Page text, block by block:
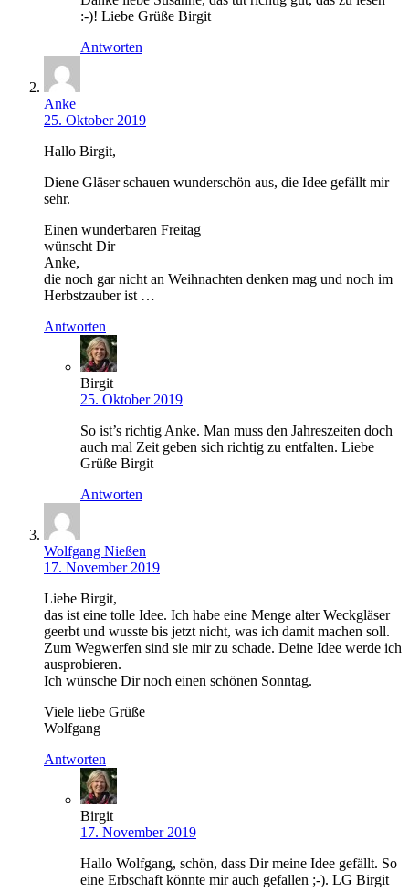
:-)! Liebe Grüße Birgit
Antworten
Anke
25. Oktober 2019
Hallo Birgit,
Diene Gläser schauen wunderschön aus, die Idee gefällt mir
sehr.
Einen wunderbaren Freitag
wünscht Dir
Anke,
die noch gar nicht an Weihnachten denken mag und noch im
Herbstzauber ist …
Antworten
Birgit
25. Oktober 2019
So ist’s richtig Anke. Man muss den Jahreszeiten doch
auch mal Zeit geben sich richtig zu entfalten. Liebe
Grüße Birgit
Antworten
Wolfgang Nießen
17. November 2019
Liebe Birgit,
das ist eine tolle Idee. Ich habe eine Menge alter Weckgläser
geerbt und wusste bis jetzt nicht, was ich damit machen soll.
Zum Wegwerfen sind sie mir zu schade. Deine Idee werde ich
ausprobieren.
Ich wünsche Dir noch einen schönen Sonntag.
Viele liebe Grüße
Wolfgang
Antworten
Birgit
17. November 2019
Hallo Wolfgang, schön, dass Dir meine Idee gefällt. So
eine Erbschaft könnte mir auch gefallen ;-). LG Birgit